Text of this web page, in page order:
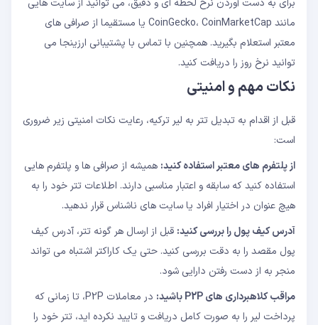
مانند CoinGecko، CoinMarketCap یا مستقیما از صرافی های
معتبر استعلام بگیرید. همچنین با تماس با پشتیبانی ارزینجا می
توانید نرخ روز را دریافت کنید.
نکات مهم و امنیتی
قبل از اقدام به تبدیل تتر به لیر ترکیه، رعایت نکات امنیتی زیر ضروری
است:
از پلتفرم های معتبر استفاده کنید: همیشه از صرافی ها و پلتفرم هایی
استفاده کنید که سابقه و اعتبار مناسبی دارند. اطلاعات تتر خود را به
هیچ عنوان در اختیار افراد یا سایت های ناشناس قرار ندهید.
آدرس کیف پول را بررسی کنید: قبل از ارسال هر گونه تتر، آدرس کیف
پول مقصد را به دقت بررسی کنید. حتی یک کاراکتر اشتباه می تواند
منجر به از دست رفتن دارایی شود.
مراقب کلاهبرداری های P2P باشید:
در معاملات P2P، تا زمانی که
پرداخت لیر را به صورت کامل دریافت و تایید نکرده اید، تتر خود را